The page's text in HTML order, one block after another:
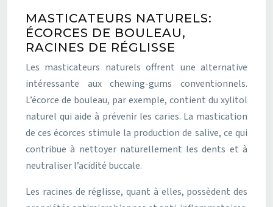
MASTICATEURS NATURELS:
ÉCORCES DE BOULEAU,
RACINES DE RÉGLISSE
Les masticateurs naturels offrent une alternative
intéressante aux chewing-gums conventionnels.
L’écorce de bouleau, par exemple, contient du xylitol
naturel qui aide à prévenir les caries. La mastication
de ces écorces stimule la production de salive, ce qui
contribue à nettoyer naturellement les dents et à
neutraliser l’acidité buccale.
Les racines de réglisse, quant à elles, possèdent des